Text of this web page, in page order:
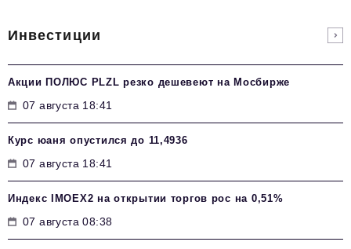
Инвестиции
Акции ПОЛЮС PLZL резко дешевеют на Мосбирже
07 августа 18:41
Курс юаня опустился до 11,4936
07 августа 18:41
Индекс IMOEX2 на открытии торгов рос на 0,51%
07 августа 08:38